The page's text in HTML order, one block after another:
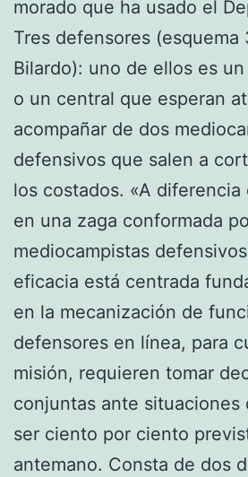
morado que ha usado el
Tres defensores (esquema
Bilardo): uno de ellos es
o un central que esperan
acompañar de dos
defensivos que salen a
los costados. «A
en una zaga conformada
mediocampistas
eficacia está centrada
en la mecanización de
defensores en línea, para
misión, requieren tomar
conjuntas ante situaciones
ser ciento por ciento
antemano. Consta de dos